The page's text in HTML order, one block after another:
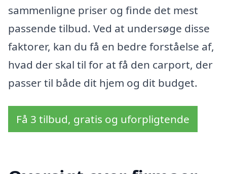
sammenligne priser og finde det mest
passende tilbud. Ved at undersøge disse
faktorer, kan du få en bedre forståelse af,
hvad der skal til for at få den carport, der
passer til både dit hjem og dit budget.
Få 3 tilbud, gratis og uforpligtende